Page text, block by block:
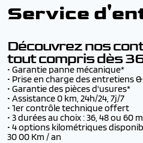
▪️ Remboursement de la
jusqu’à 500€ par accident,
▪️ Livraison par camion -
▪️ Livraison dans notre
Service
Découvrez nos
tout compris dès
• Garantie panne mécanique*
• Prise en charge des entretiens
• Garantie des pièces d'usures*
• Assistance 0 km, 24h/24, 7j/7
• 1er contrôle technique offert
• 3 durées au choix : 36, 48 ou 60
• 4 options kilométriques
30 00 Km / an